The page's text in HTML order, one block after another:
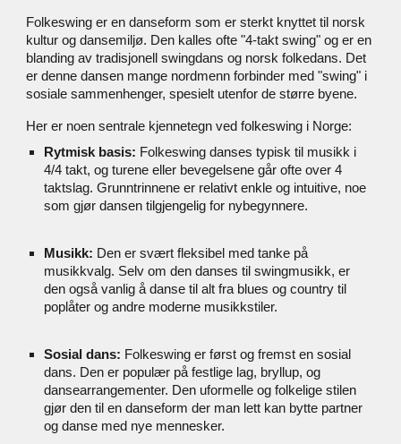
Folkeswing er en danseform som er sterkt knyttet til norsk
kultur og dansemiljø. Den kalles ofte "4-takt swing" og er en
blanding av tradisjonell swingdans og norsk folkedans. Det
er denne dansen mange nordmenn forbinder med "swing" i
sosiale sammenhenger, spesielt utenfor de større byene.
Her er noen sentrale kjennetegn ved folkeswing i Norge:
Rytmisk basis: Folkeswing danses typisk til musikk i
4/4 takt, og turene eller bevegelsene går ofte over 4
taktslag. Grunntrinnene er relativt enkle og intuitive, noe
som gjør dansen tilgjengelig for nybegynnere.
Musikk: Den er svært fleksibel med tanke på
musikkvalg. Selv om den danses til swingmusikk, er
den også vanlig å danse til alt fra blues og country til
poplåter og andre moderne musikkstiler.
Sosial dans: Folkeswing er først og fremst en sosial
dans. Den er populær på festlige lag, bryllup, og
dansearrangementer. Den uformelle og folkelige stilen
gjør den til en danseform der man lett kan bytte partner
og danse med nye mennesker.